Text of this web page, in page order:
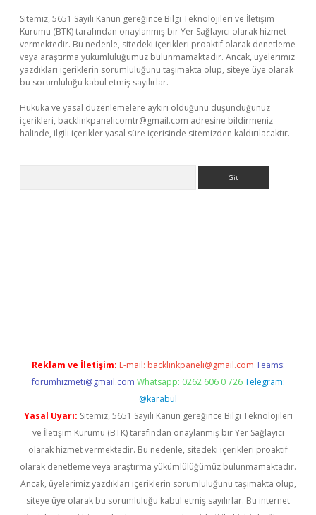
Sitemiz, 5651 Sayılı Kanun gereğince Bilgi Teknolojileri ve İletişim
Kurumu (BTK) tarafından onaylanmış bir Yer Sağlayıcı olarak hizmet
vermektedir. Bu nedenle, sitedeki içerikleri proaktif olarak denetleme
veya araştırma yükümlülüğümüz bulunmamaktadır. Ancak, üyelerimiz
yazdıkları içeriklerin sorumluluğunu taşımakta olup, siteye üye olarak
bu sorumluluğu kabul etmiş sayılırlar.
Hukuka ve yasal düzenlemelere aykırı olduğunu düşündüğünüz
içerikleri, backlinkpanelicomtr@gmail.com adresine bildirmeniz
halinde, ilgili içerikler yasal süre içerisinde sitemizden kaldırılacaktır.
Reklam ve İletişim: E-mail: backlinkpaneli@gmail.com Teams:
forumhizmeti@gmail.com Whatsapp: 0262 606 0 726 Telegram:
@karabul
Yasal Uyarı: Sitemiz, 5651 Sayılı Kanun gereğince Bilgi Teknolojileri
ve İletişim Kurumu (BTK) tarafından onaylanmış bir Yer Sağlayıcı
olarak hizmet vermektedir. Bu nedenle, sitedeki içerikleri proaktif
olarak denetleme veya araştırma yükümlülüğümüz bulunmamaktadır.
Ancak, üyelerimiz yazdıkları içeriklerin sorumluluğunu taşımakta olup,
siteye üye olarak bu sorumluluğu kabul etmiş sayılırlar. Bu internet